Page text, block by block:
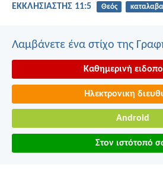
ΕΚΚΛΗΣΙΑΣΤΗΣ 11:5 Θεός
Λαμβάνετε ένα στίχο της
Καθημερινή
Ηλεκτρονικη
Android
Στον ιστότοπό